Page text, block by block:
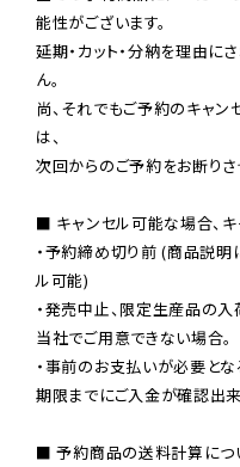
能性がございます。
延期・カット・分納を理由に
ん。
尚、それでもご予約のキャ
は、
次回からのご予約をお断りさ
■ キャンセル可能な場合、
・予約締め切り前 (商品説
ル可能)
・発売中止、限定生産品の
当社でご用意できない場合。
・事前のお支払いが必要と
期限までにご入金が確認出来
■ 予約商品の送料計算につ